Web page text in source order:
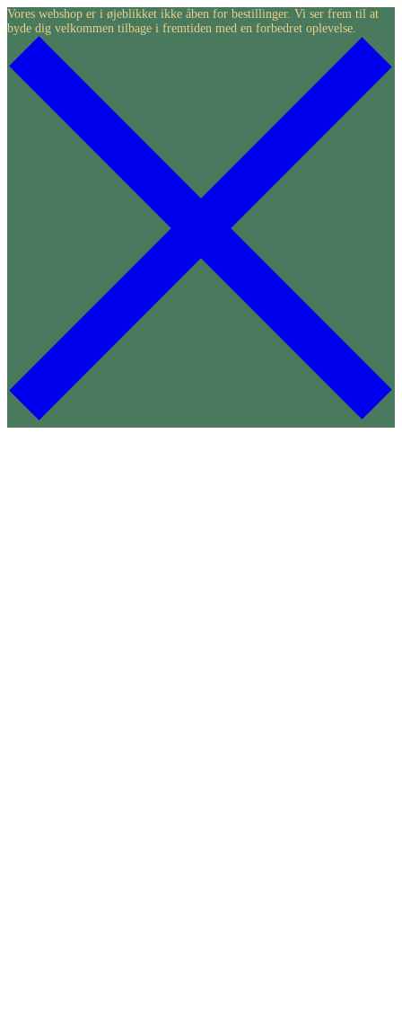
Skip
to
content
Vores webshop er i øjeblikket ikke åben for bestillinger. Vi ser frem til at
byde dig velkommen tilbage i fremtiden med en forbedret oplevelse.